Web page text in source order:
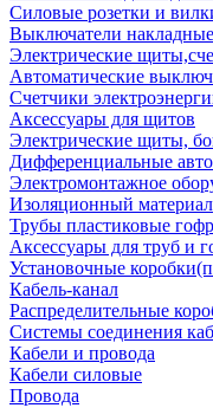
Силовые розетки и
Выключатели
Электрические
Автоматические
Счетчики
Аксессуары для щитов
Электрические щиты,
Дифференциальные
Электромонтажное
Изоляционный материал
Трубы пластиковые
Аксессуары для труб и
Установочные
Кабель-канал
Распределительные
Системы соединения
Кабели и провода
Кабели силовые
Провода